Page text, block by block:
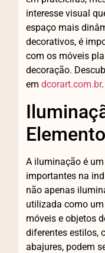
interesse visual
espaço mais
decorativos, é
com os móveis
decoração.
em dcorart.com.br.
A iluminação é
importantes na
não apenas
utilizada como
móveis e objetos
diferentes estilos,
abajures, podem